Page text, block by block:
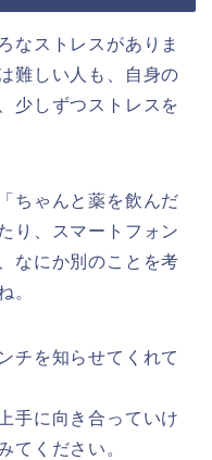
なストレスがありま
難しい人も、自身の
少しずつストレスを
ちゃんと薬を飲んだ
り、スマートフォン
なにか別のことを考
。
チを知らせてくれて
手に向き合っていけ
てください。